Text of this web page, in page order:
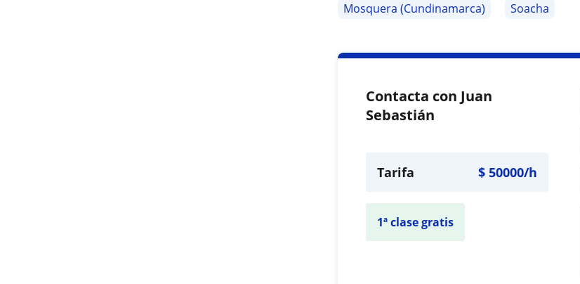
Mosquera (Cundinamarca)
Soacha
Contacta con Juan
Sebastián
Tarifa $50000/h
1ª clase gratis